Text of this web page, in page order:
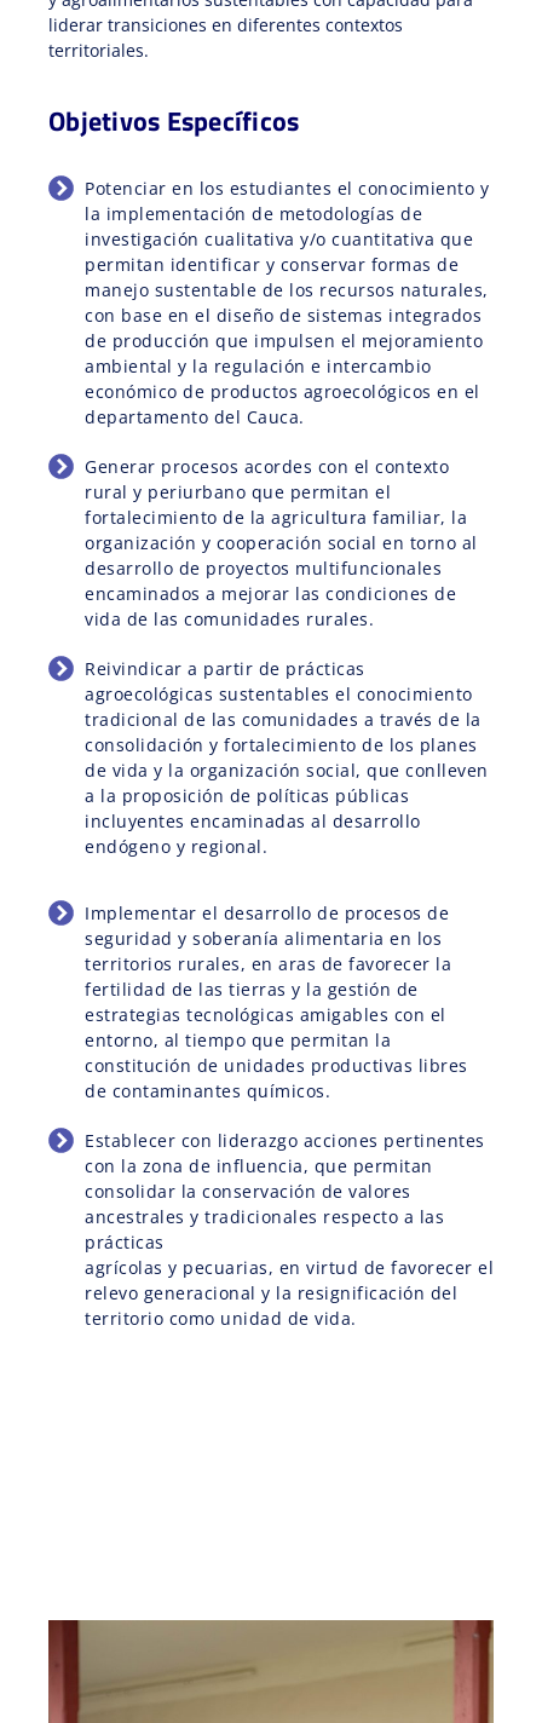
liderar transiciones en diferentes contextos
territoriales.
Objetivos Específicos
Potenciar en los estudiantes el conocimiento y
la implementación de metodologías de
investigación cualitativa y/o cuantitativa que
permitan identificar y conservar formas de
manejo sustentable de los recursos naturales,
con base en el diseño de sistemas integrados
de producción que impulsen el mejoramiento
ambiental y la regulación e intercambio
económico de productos agroecológicos en el
departamento del Cauca.
Generar procesos acordes con el contexto
rural y periurbano que permitan el
fortalecimiento de la agricultura familiar, la
organización y cooperación social en torno al
desarrollo de proyectos multifuncionales
encaminados a mejorar las condiciones de
vida de las comunidades rurales.
Reivindicar a partir de prácticas
agroecológicas sustentables el conocimiento
tradicional de las comunidades a través de la
consolidación y fortalecimiento de los planes
de vida y la organización social, que conlleven
a la proposición de políticas públicas
incluyentes encaminadas al desarrollo
endógeno y regional.
Implementar el desarrollo de procesos de
seguridad y soberanía alimentaria en los
territorios rurales, en aras de favorecer la
fertilidad de las tierras y la gestión de
estrategias tecnológicas amigables con el
entorno, al tiempo que permitan la
constitución de unidades productivas libres
de contaminantes químicos.
Establecer con liderazgo acciones pertinentes
con la zona de influencia, que permitan
consolidar la conservación de valores
ancestrales y tradicionales respecto a las
prácticas
agrícolas y pecuarias, en virtud de favorecer el
relevo generacional y la resignificación del
territorio como unidad de vida.